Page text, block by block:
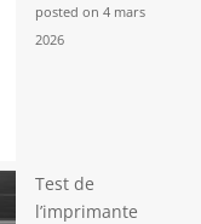
posted on 4 mars
2026
Test de
l’imprimante